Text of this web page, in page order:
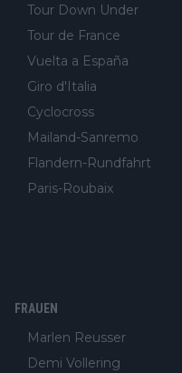
Tour Down Under
Tour de France
Vuelta a España
Giro d'Italia
Cyclocross
Mailand-Sanremo
Flandern-Rundfahrt
Paris-Roubaix
FRAUEN
Marlen Reusser
Demi Vollering